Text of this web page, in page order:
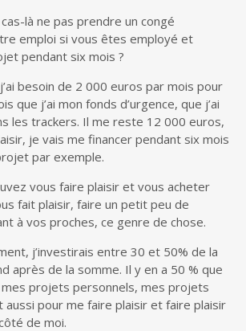
là ne pas prendre un congé
emploi si vous êtes employé et
pendant six mois ?
besoin de 2 000 euros par mois pour
que j’ai mon fonds d’urgence, que j’ai
les trackers. Il me reste 12 000 euros,
je vais me financer pendant six mois
par exemple.
vous faire plaisir et vous acheter
fait plaisir, faire un petit peu de
à vos proches, ce genre de chose.
j’investirais entre 30 et 50% de la
après de la somme. Il y en a 50 % que
projets personnels, mes projets
pour me faire plaisir et faire plaisir
de moi.